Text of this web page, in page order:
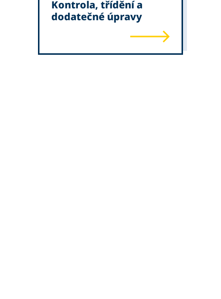
Kontrola, třídění a
dodatečné úpravy